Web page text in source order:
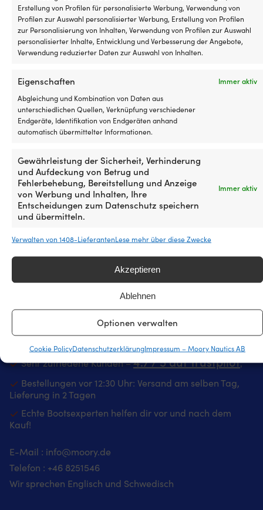
Erstellung von Profilen für personalisierte Werbung, Verwendung von
Profilen zur Auswahl personalisierter Werbung, Erstellung von Profilen
zur Personalisierung von Inhalten, Verwendung von Profilen zur Auswahl
personalisierter Inhalte, Entwicklung und Verbesserung der Angebote,
Verwendung reduzierter Daten zur Auswahl von Inhalten.
Eigenschaften
Immer aktiv
Abgleichung und Kombination von Daten aus
unterschiedlichen Quellen, Verknüpfung verschiedener
Endgeräte, Identifikation von Endgeräten anhand
automatisch übermittelter Informationen.
Gewährleistung der Sicherheit, Verhinderung
und Aufdeckung von Betrug und
Fehlerbehebung, Bereitstellung und Anzeige
von Werbung und Inhalten, Ihre
Entscheidungen zum Datenschutz speichern
und übermitteln.
Immer aktiv
Verwalten von 1408-LieferantenLese mehr über diese Zwecke
Akzeptieren
Ablehnen
Optionen verwalten
Cookie PolicyDatenschutzerklärungImpressum – Moory Nautics AB
Jetzt kaufen, später vergleichen.Unsere
Preisgarantie ist ganz einfach: Wir gleichen die
Preise aller Shops weltweit an. Du kannst also
ganz entspannt jetzt einkaufen – findest du den
Artikel innerhalb von 14 Tagen bei einem anderen
Nachhinein an. Keine komplizierten Bedingungen.
Mehr über unsere Preisgarantie
erfahren
Schwedens größter Shop für Bootszubehör – jetzt auch
in Deutschland
25 000 Bootszubehör von 500 Marken
Sehr zufriedene Kunden –4.7 / 5 auf Trustpilot‚
Bestellungen vor 12:30 Uhr: Versand am selben Tag,
Lieferung in 2 Tagen
Echte Bootsexperten helfen dir vor und nach dem
Kauf!
E-Mail : info@moory.de
Telefon : +46 8251546
Wir sprechen Englisch und Schwedisch